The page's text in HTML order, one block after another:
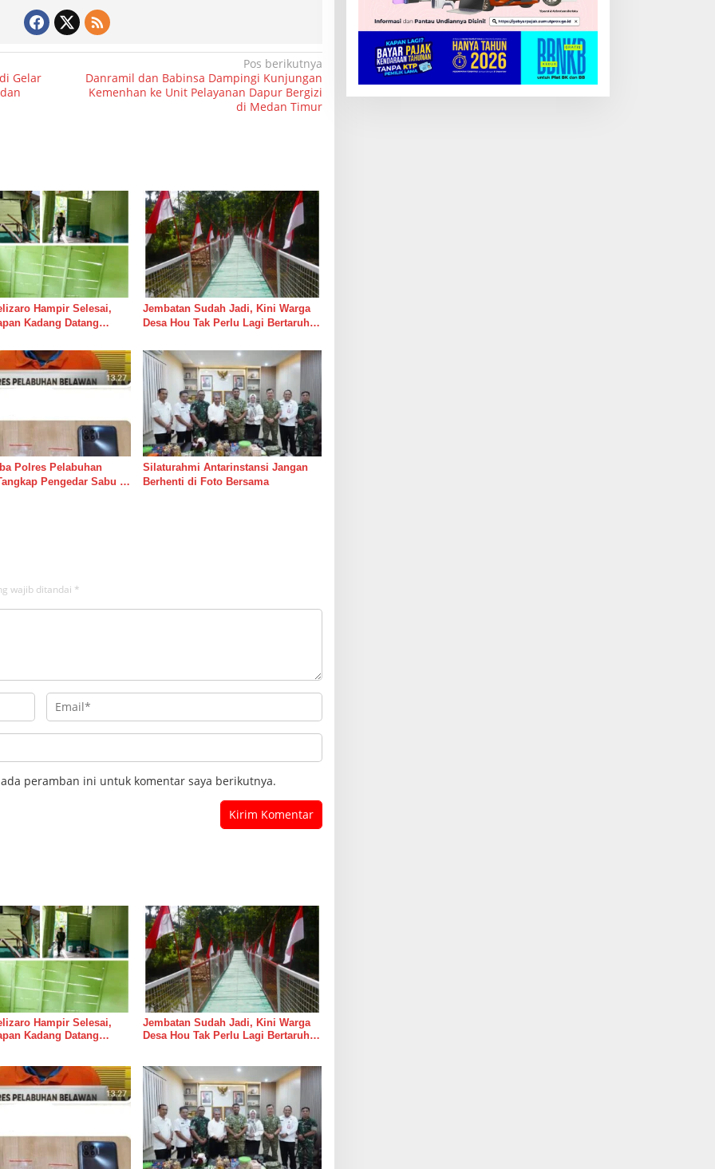
Gelar
Pos berikutnya
Danramil dan Babinsa Dampingi Kunjungan
Kemenhan ke Unit Pelayanan Dapur Bergizi
di Medan Timur
Hampir Selesai,
Kadang Datang
Jembatan Sudah Jadi, Kini Warga
Desa Hou Tak Perlu Lagi Bertaruh
Polres Pelabuhan
Pengedar Sabu di
Silaturahmi Antarinstansi Jangan
Berhenti di Foto Bersama
wajib ditandai *
peramban ini untuk komentar saya berikutnya.
Hampir Selesai,
Kadang Datang
Jembatan Sudah Jadi, Kini Warga
Desa Hou Tak Perlu Lagi Bertaruh